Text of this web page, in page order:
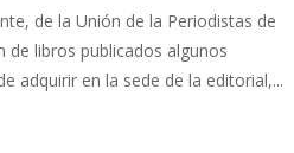
de la Unión de la Periodistas de
de libros publicados algunos
adquirir en la sede de la editorial,...